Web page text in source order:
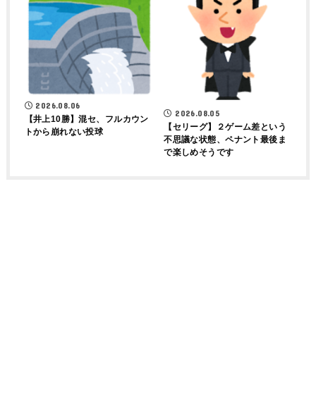
2026.08.06
【井上10勝】混セ、フルカウン
トから崩れない投球
2026.08.05
【セリーグ】２ゲーム差という
不思議な状態、ペナント最後ま
で楽しめそうです